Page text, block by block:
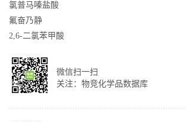
氯普马嗪盐酸
氟奋乃静
2,6-二氯苯甲酸
微信扫一扫
关注：物竞化学品数据库